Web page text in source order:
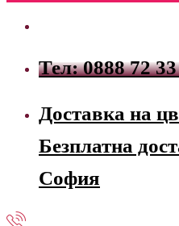
Тел: 0888 72
Доставка на
Безплатна
София